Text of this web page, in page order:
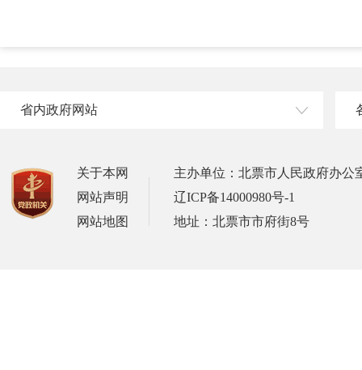
省内政府网站
关于本网
网站声明
网站地图
主办单位：北票市人民政府办公
辽ICP备14000980号-1
地址：北票市市府街8号